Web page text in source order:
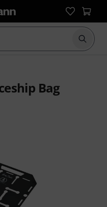
Suche
Bag
12 Kundenbewertungen